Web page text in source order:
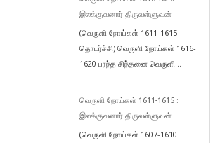
இலக்குவனார் திருவள்ளுவன்
(வெருளி நோய்கள் 1611-1615
தொடர்ச்சி) வெருளி நோய்கள் 1616-
1620 பரந்த சிந்தனை வெருளி...
வெருளி நோய்கள் 1611-1615 :
இலக்குவனார் திருவள்ளுவன்
(வெருளி நோய்கள் 1607-1610